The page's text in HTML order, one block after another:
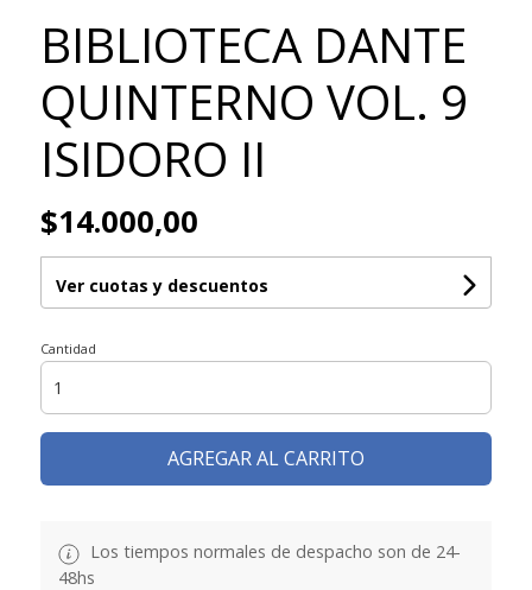
BIBLIOTECA DANTE
QUINTERNO VOL. 9
ISIDORO II
$14.000,00
Ver cuotas y descuentos
Cantidad
AGREGAR AL CARRITO
Los tiempos normales de despacho son de 24-
48hs